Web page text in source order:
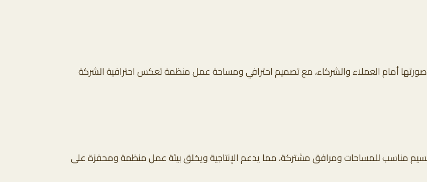
صورتها أمام العملاء والشركاء، مع تصميم احترافي ومساحة عمل منظمة تعكس احترافية الشركة
مناسب للمساحات ومرافق مشتركة، مما يدعم الإنتاجية ويخلق بيئة عمل منظمة ومحفزة على